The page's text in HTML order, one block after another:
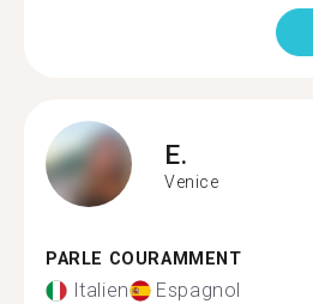
E.
Venice
PARLE COURAMMENT
Italien Espagnol